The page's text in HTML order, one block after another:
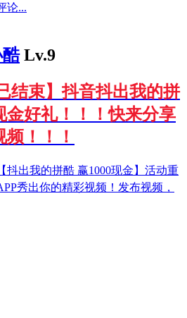
论...
Lv.9
结束】抖音抖出我的拼
金好礼！！！快来分享
！！！
抖出我的拼酷 赢1000现金】活动重
秀出你的精彩视频！发布视频，